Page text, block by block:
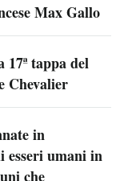
Max Gallo
tappa del
Chevalier
in
esseri umani in
che